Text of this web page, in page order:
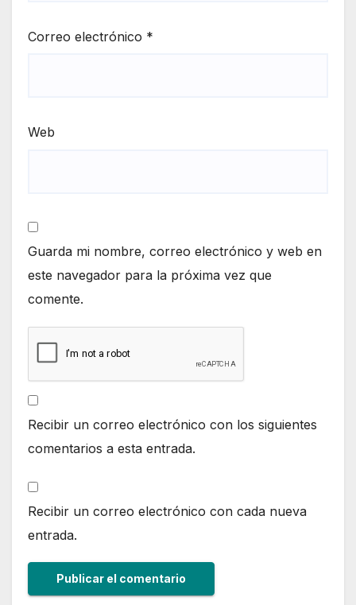
Correo electrónico *
Web
Guarda mi nombre, correo electrónico y web en
este navegador para la próxima vez que
comente.
Recibir un correo electrónico con los siguientes
comentarios a esta entrada.
Recibir un correo electrónico con cada nueva
entrada.